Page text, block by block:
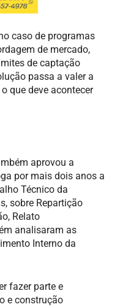
caso de programas
de mercado,
de captação
passa a valer a
que deve acontecer
aprovou a
por mais dois anos a
Técnico da
, sobre Repartição
Relato
analisaram as
Interno da
fazer parte e
e construção